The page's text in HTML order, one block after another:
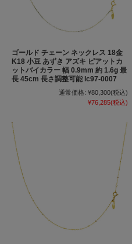
ゴールド チェーン ネックレス 18金
K18 小豆 あずき アズキ ピアットカ
ットバイカラー 幅 0.9mm 約 1.6g 最
長 45cm 長さ調整可能 lc97-0007
通常価格: ¥80,300(税込)
¥76,285(税込)